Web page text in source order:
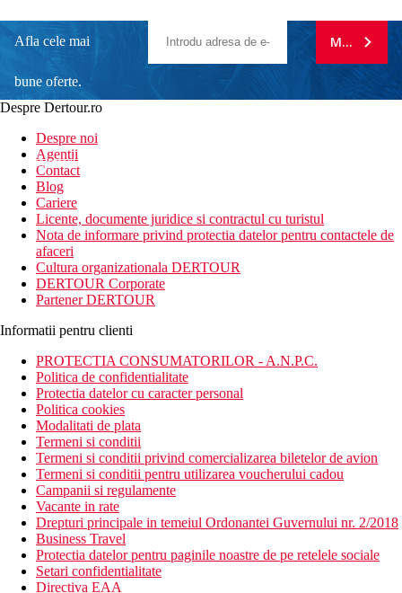
Afla cele mai
bune oferte.
newsletter!
MA
Despre Dertour.ro
Despre noi
Agentii
Contact
Blog
Cariere
Licente, documente juridice si contractul cu turistul
Nota de informare privind protectia datelor pentru contactele de
afaceri
Cultura organizationala DERTOUR
DERTOUR Corporate
Partener DERTOUR
Informatii pentru clienti
PROTECTIA CONSUMATORILOR - A.N.P.C.
Politica de confidentialitate
Protectia datelor cu caracter personal
Politica cookies
Modalitati de plata
Termeni si conditii
Termeni si conditii privind comercializarea biletelor de avion
Termeni si conditii pentru utilizarea voucherului cadou
Campanii si regulamente
Vacante in rate
Drepturi principale in temeiul Ordonantei Guvernului nr. 2/2018
Business Travel
Protectia datelor pentru paginile noastre de pe retelele sociale
Setari confidentialitate
Directiva EAA